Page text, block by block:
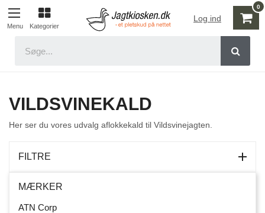
Log ind
Menu Kategorier
VILDSVINEKALD
Her ser du vores udvalg aflokkekald til Vildsvinejagten.
FILTRE
MÆRKER
ATN Corp